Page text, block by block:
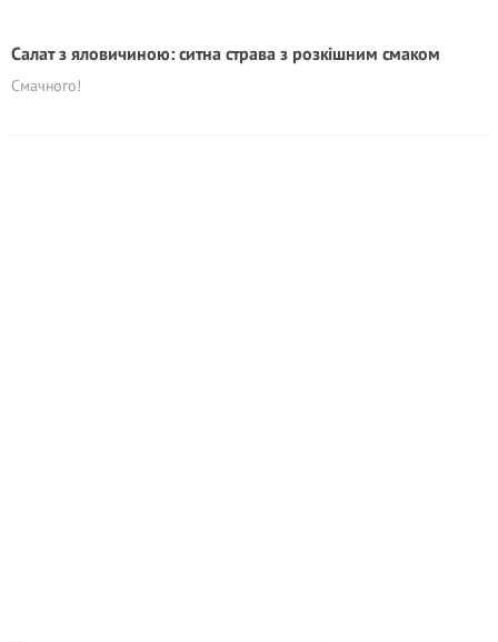
Салат з яловичиною: ситна страва з розкішним смаком
Смачного!